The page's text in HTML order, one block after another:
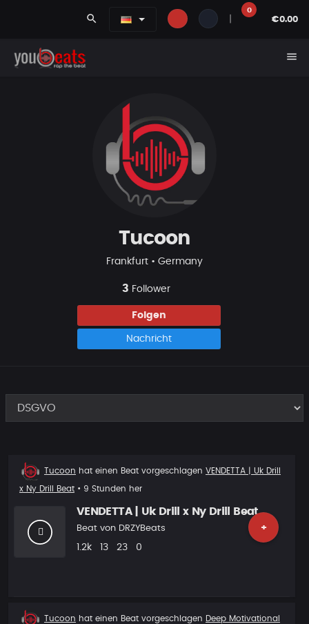
search
0
€0.00
menu
Tucoon
Frankfurt • Germany
3 Follower
Folgen
Nachricht
Beat
Tucoon hat einen Beat vorgeschlagen VENDETTA | Uk Drill
x Ny Drill Beat • 9 Stunden her
VENDETTA | Uk Drill x Ny Drill Beat
+
Beat von DRZYBeats
Plays
1.2k Likes
13 Vorgeschlagen
23 Kommentare
0
Beat
Tucoon hat einen Beat vorgeschlagen Deep Motivational